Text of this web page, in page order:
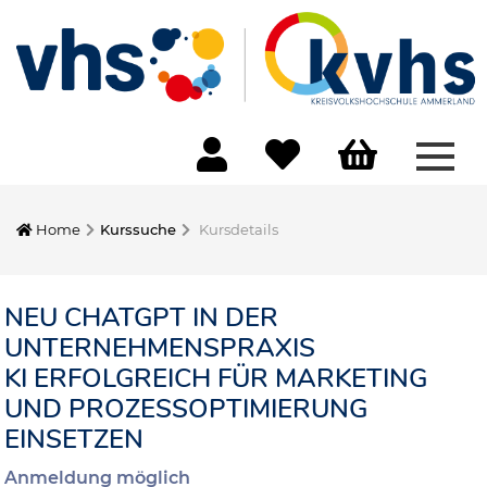
Home Kurssuche Kursdetails
NEU CHATGPT IN DER
UNTERNEHMENSPRAXIS
KI ERFOLGREICH FÜR MARKETING
UND PROZESSOPTIMIERUNG
EINSETZEN
Anmeldung möglich